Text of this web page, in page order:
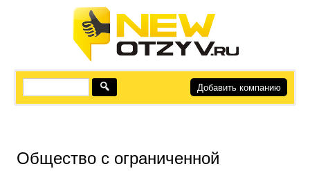
Добавить компанию
Общество с ограниченной